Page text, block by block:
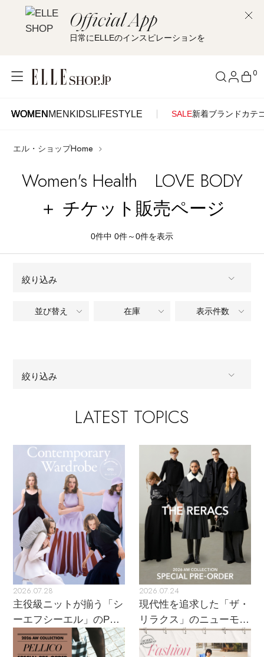
Official App
日常にELLEのインスピレーションを
WOMEN MEN KIDS LIFESTYLE SALE新着ブランドカテ
0
WOMENMENKIDSLIFESTYLE
新着アイテム
ランキング
【サンダル】ビーサンの季節！
【ワンピース】猛暑日はこれ！
【リネン】涼しい夏素材
【CFCL】注目のPOP-UP
【レース】上品な透け感
【限定】ここでしか買えないアイテム
SALE
CATEGORY
ウェア
すべてのウェア
ブラウス・シャツ
カットソー・Tシャツ
シューズ
すべてのシューズ
サンダル
バッグ・財布
すべてのバッグ・財布
ファッション小物
メールマガジン登録
最新トレンドや限定アイテム、セール情報を
カスタマーサポート
エル・ショップについて
お知らせ
よくあるご質問
エル・ショップHome
Women's Health LOVE BODY
＋ チケット販売ページ
0件中 0件～0件を表示
絞り込み
商品タイプ ALL
CATEGORY 全てのカテゴリ
価格 全ての価格
並び替え 在庫 表示件数
絞り込み
BRAND 全てのブランド
CATEGORY 全てのカテゴリ
販売状況 すべて
価格 全ての価格
LATEST TOPICS
2026.07.28
主役級ニットが揃う「シ
ーエフシーエル」のPOP
UPがスタート
2026.07.24
現代性を追求した「ザ・
リラクス」のニューモダ
ンクラシック